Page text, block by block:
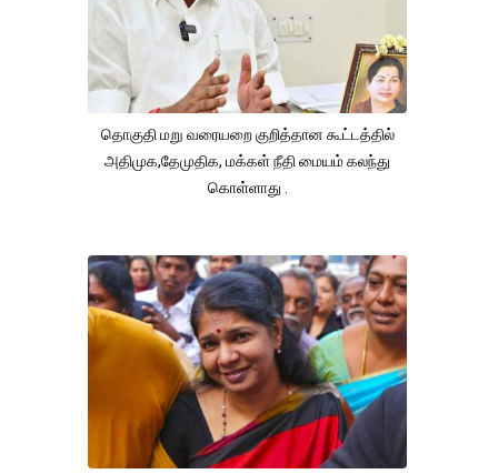
தொகுதி மறு வரையறை குறித்தான கூட்டத்தில்
அதிமுக,தேமுதிக, மக்கள் நீதி மையம் கலந்து
கொள்ளாது .